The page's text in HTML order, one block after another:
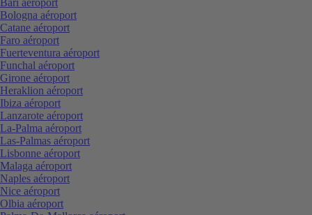
Bologna aéroport
Catane aéroport
Faro aéroport
Fuerteventura aéroport
Funchal aéroport
Girone aéroport
Heraklion aéroport
Ibiza aéroport
Lanzarote aéroport
La-Palma aéroport
Las-Palmas aéroport
Lisbonne aéroport
Malaga aéroport
Naples aéroport
Nice aéroport
Olbia aéroport